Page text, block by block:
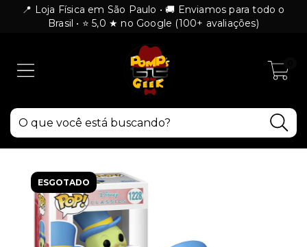
📍 Loja Física em São Paulo • 🚚 Enviamos para todo o
Brasil • ⭐ 5,0 ★ no Google (100+ avaliações)
ESGOTADO